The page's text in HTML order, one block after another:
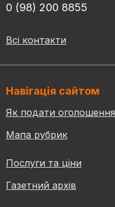
0 (98) 200 8855
Всі контакти
Навігація сайтом
Як подати оголошення
Мапа рубрик
Послуги та ціни
Газетний архів